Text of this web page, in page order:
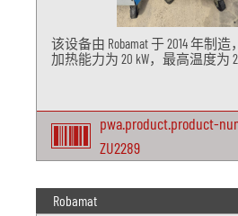
该设备由 Robamat 于 2014 年制
加热能力为 20 kW，最高温度为
pwa.product.product-
ZU2289
Robamat